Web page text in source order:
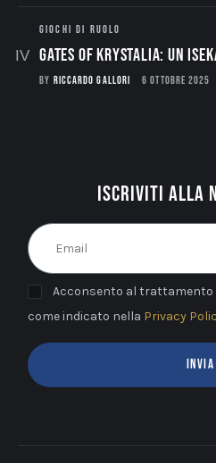
GIOCHI DI RUOLO
Gates of Krystalia: Un
BY RICCARDO GALLORI 6 OTTOBRE 2025
Iscriviti alla
Acconsento al trattamento
come indicato nella Privacy
INVIA